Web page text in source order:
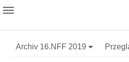
Archiv 16.NFF 2019